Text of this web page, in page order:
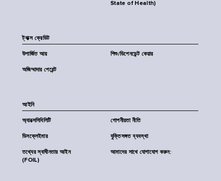
State of Health)
ট্যাক্স ক্রেডিট
উপার্জিত আয় শিশু/ডিপেনডেন্ট কেয়ার
অজিম্মাদার পেরেন্ট
আইনি
অ্যাক্সেসিবিলিটি গোপনীয়তা নীতি
ডিসক্লেইমার যুক্তিসঙ্গত ব্যবস্থা
তথ্যের স্বাধীনতার আইন
(FOIL)
আমাদের সাথে যোগাযোগ করুন: